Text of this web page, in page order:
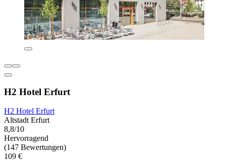
H2 Hotel Erfurt
H2 Hotel Erfurt
Altstadt Erfurt
8,8/10
Hervorragend
(147 Bewertungen)
109 €